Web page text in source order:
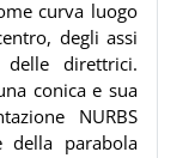
curva luogo
degli assi
direttrici.
conica e sua
NURBS
della parabola